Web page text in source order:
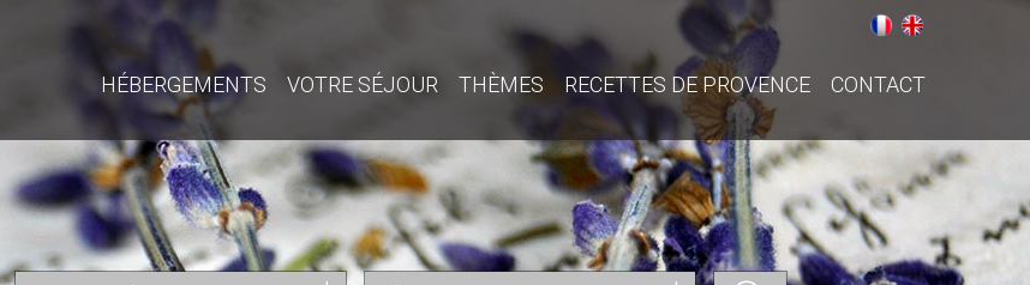
HÉBERGEMENTS VOTRE SÉJOUR THÈMES RECETTES DE PROVENCE CONTACT